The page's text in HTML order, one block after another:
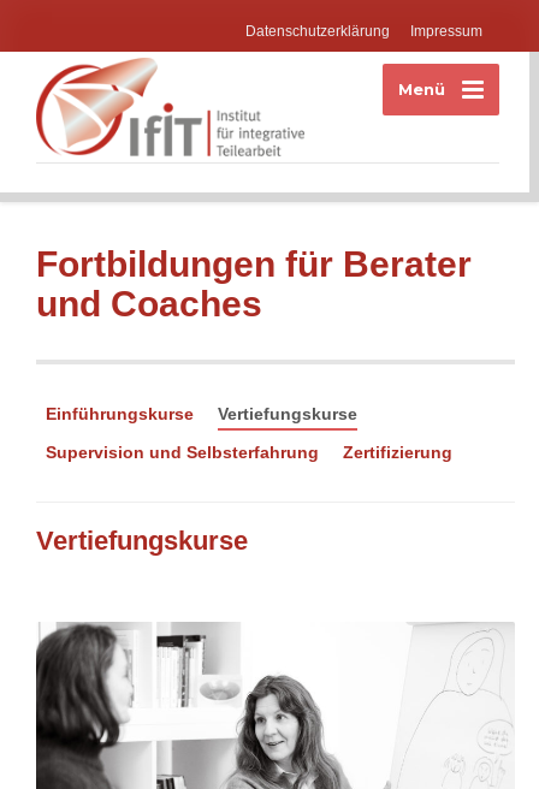
Datenschutzerklärung Impressum
Menü
Fortbildungen für Berater
und Coaches
Einführungskurse
Vertiefungskurse
Supervision und Selbsterfahrung
Zertifizierung
Vertiefungskurse